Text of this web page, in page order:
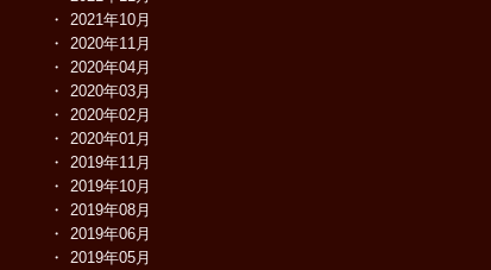
2021年10月
2020年11月
2020年04月
2020年03月
2020年02月
2020年01月
2019年11月
2019年10月
2019年08月
2019年06月
2019年05月